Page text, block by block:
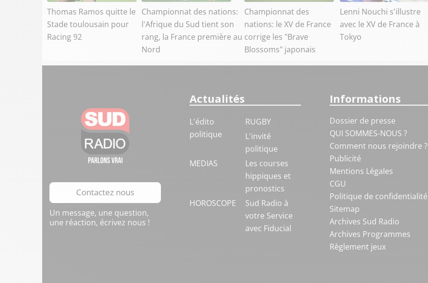
Thomas Ramos quitte le
Stade toulousain pour
Racing 92
Championnat des nations:
l'Afrique du Sud tient son
rang, la France première au
Nord
Championnat des
nations: le XV de France
corrige les "Brave
Blossoms" japonais
Lenni Nouchi s'illustre
avec le XV de France à
Tokyo
Contactez nous
Un message, une question,
une réaction, écrivez nous !
Actualités
L'édito
politique
RUGBY
L'invité
politique
MEDIAS
Les courses
hippiques et
pronostics
HOROSCOPE
Sud Radio à
votre Service
avec Fiducial
Informations
Dossier de presse
QUI SOMMES-NOUS ?
Comment nous rejoindre ?
Publicité
Mentions Légales
CGU
Politique de confidentialité
Sitemap
Archives Sud Radio
Archives Programmes
Règlement jeux